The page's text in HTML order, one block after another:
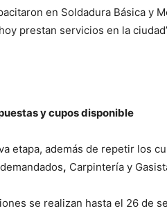
en Soldadura Básica y
prestan servicios en la
y cupos disponible
etapa, además de repetir los
, Carpintería y
se realizan hasta el 26 de